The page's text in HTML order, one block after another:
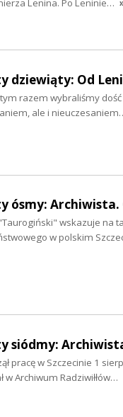
dziewiąty: Od
razem wybraliśmy
ale i
ósmy: Archiwista.
wskazuje na
w polskim
siódmy:
pracę w Szczecinie 1
Archiwum Radziwiłłów…